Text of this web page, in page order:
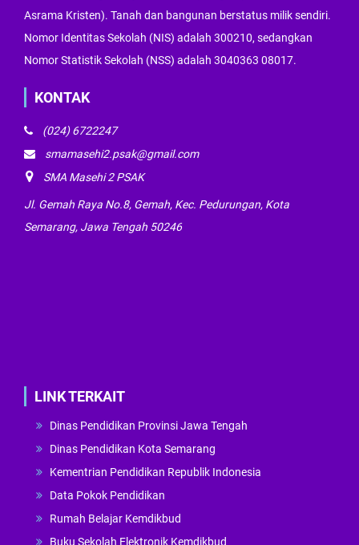
Asrama Kristen). Tanah dan bangunan berstatus milik sendiri.
Nomor Identitas Sekolah (NIS) adalah 300210, sedangkan
Nomor Statistik Sekolah (NSS) adalah 3040363 08017.
KONTAK
(024) 6722247
smamasehi2.psak@gmail.com
SMA Masehi 2 PSAK
Jl. Gemah Raya No.8, Gemah, Kec. Pedurungan, Kota
Semarang, Jawa Tengah 50246
LINK TERKAIT
Dinas Pendidikan Provinsi Jawa Tengah
Dinas Pendidikan Kota Semarang
Kementrian Pendidikan Republik Indonesia
Data Pokok Pendidikan
Rumah Belajar Kemdikbud
Buku Sekolah Elektronik Kemdikbud